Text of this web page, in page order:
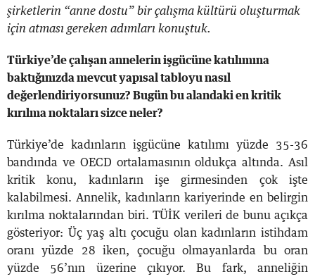
şirketlerin “anne dostu” bir çalışma kültürü oluşturmak
için atması gereken adımları konuştuk.
Türkiye’de çalışan annelerin işgücüne katılımına
baktığınızda mevcut yapısal tabloyu nasıl
değerlendiriyorsunuz? Bugün bu alandaki en kritik
kırılma noktaları sizce neler?
Türkiye’de kadınların işgücüne katılımı yüzde 35-36
bandında ve OECD ortalamasının oldukça altında. Asıl
kritik konu, kadınların işe girmesinden çok işte
kalabilmesi. Annelik, kadınların kariyerinde en belirgin
kırılma noktalarından biri. TÜİK verileri de bunu açıkça
gösteriyor: Üç yaş altı çocuğu olan kadınların istihdam
oranı yüzde 28 iken, çocuğu olmayanlarda bu oran
yüzde 56’nın üzerine çıkıyor. Bu fark, anneliğin